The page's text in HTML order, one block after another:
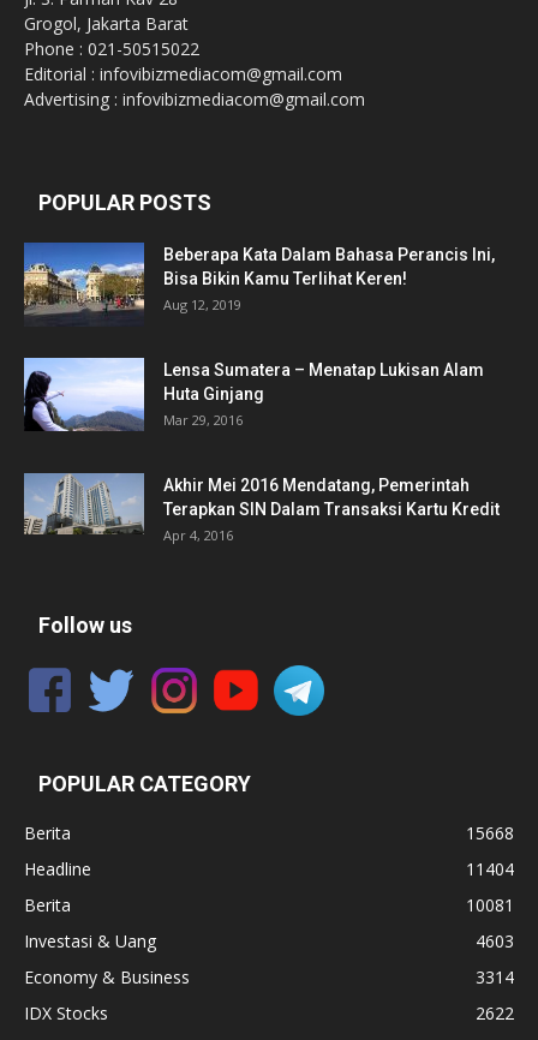
Grogol, Jakarta Barat
Phone : 021-50515022
Editorial : infovibizmediacom@gmail.com
Advertising : infovibizmediacom@gmail.com
POPULAR POSTS
Beberapa Kata Dalam Bahasa Perancis Ini,
Bisa Bikin Kamu Terlihat Keren!
Aug 12, 2019
Lensa Sumatera – Menatap Lukisan Alam
Huta Ginjang
Mar 29, 2016
Akhir Mei 2016 Mendatang, Pemerintah
Terapkan SIN Dalam Transaksi Kartu Kredit
Apr 4, 2016
Follow us
POPULAR CATEGORY
Berita
15668
Headline
11404
Berita
10081
Investasi & Uang
4603
Economy & Business
3314
IDX Stocks
2622